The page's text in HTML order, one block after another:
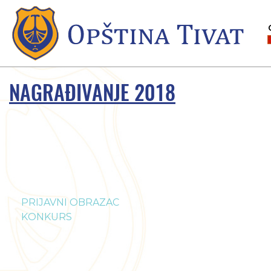
NAGRAĐIVANJE 2018
PRIJAVNI OBRAZAC
KONKURS